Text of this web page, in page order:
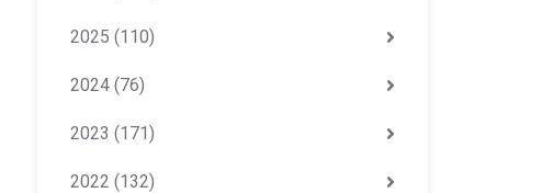
2025 (110)
2024 (76)
2023 (171)
2022 (132)